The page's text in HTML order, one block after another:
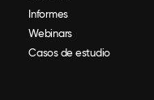
Informes
Webinars
Casos de estudio